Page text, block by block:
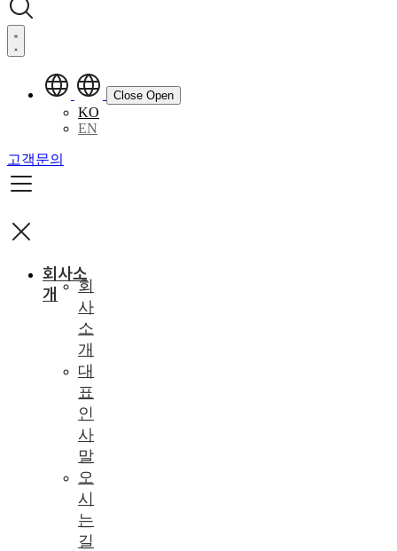
Close Open
KO
EN
고객문의
회사소
개
회
사
소
개
대
표
인
사
말
오
시
는
길